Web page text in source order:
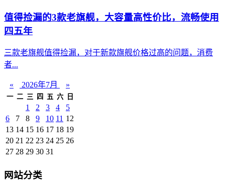
值得捡漏的3款老旗舰，大容量高性价比，流畅使用
四五年
三款老旗舰值得捡漏，对于新款旗舰价格过高的问题，消费
者...
« 2026年7月 »
一 二 三 四 五 六 日
1 2 3 4
5
6
7 8 9 10 11 12
13 14 15 16 17 18 19
20 21 22 23 24 25 26
27 28 29 30 31
网站分类